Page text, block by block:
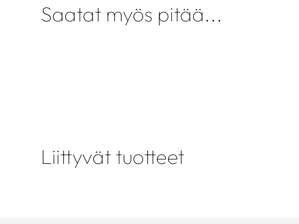
Saatat myös pitää...
Liittyvät tuotteet